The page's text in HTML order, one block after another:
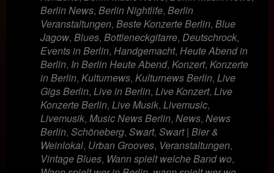
Berlin News, Berlin Nightlife, Berlin
Veranstaltungen, Beste Konzerte Berlin, Blue
Jagow, Blues, Bottleneckgitarre, Deutschrock,
Events in Berlin, Handgemacht, Heute Abend in
Berlin, In Berlin Heute Abend, Konzert, Konzerte
in Berlin, Kulturnews, Kulturnews Berlin, Live
Gigs Berlin, Live in Berlin, Live Konzert, Live
Konzerte Berlin, Live Musik, Livemusic,
Livemusik, Music News Berlin, News, News
Berlin, Schöneberg, Swart, Swart | Bier &
Weinlokal, Urban Grooves, Veranstaltungen,
Vintage Blues, Wann spielt welche Band wo,